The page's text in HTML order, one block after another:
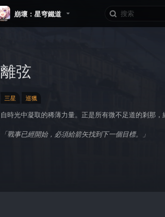
崩壞：星穹鐵道
離弦
三星 巡獵
自時光中凝取的稀薄力量。正是所有微不足道的剎那，
「戰事已經開始，必須給箭矢找到下一個目標。」